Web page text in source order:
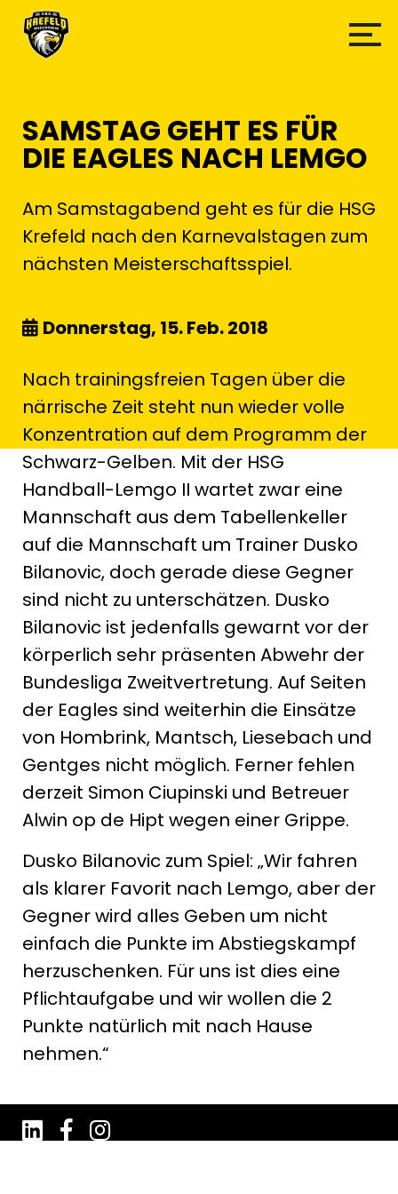
SAMSTAG GEHT ES FÜR
DIE EAGLES NACH LEMGO
Am Samstagabend geht es für die HSG
Krefeld nach den Karnevalstagen zum
nächsten Meisterschaftsspiel.
Donnerstag, 15. Feb. 2018
Nach trainingsfreien Tagen über die
närrische Zeit steht nun wieder volle
Konzentration auf dem Programm der
Schwarz-Gelben. Mit der HSG
Handball-Lemgo II wartet zwar eine
Mannschaft aus dem Tabellenkeller
auf die Mannschaft um Trainer Dusko
Bilanovic, doch gerade diese Gegner
sind nicht zu unterschätzen. Dusko
Bilanovic ist jedenfalls gewarnt vor der
körperlich sehr präsenten Abwehr der
Bundesliga Zweitvertretung. Auf Seiten
der Eagles sind weiterhin die Einsätze
von Hombrink, Mantsch, Liesebach und
Gentges nicht möglich. Ferner fehlen
derzeit Simon Ciupinski und Betreuer
Alwin op de Hipt wegen einer Grippe.
Dusko Bilanovic zum Spiel: „Wir fahren
als klarer Favorit nach Lemgo, aber der
Gegner wird alles Geben um nicht
einfach die Punkte im Abstiegskampf
herzuschenken. Für uns ist dies eine
Pflichtaufgabe und wir wollen die 2
Punkte natürlich mit nach Hause
nehmen.“